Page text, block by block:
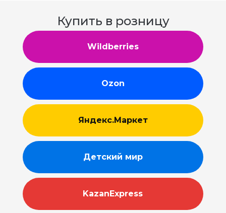
Купить в розницу
Wildberries
Ozon
Яндекс.Маркет
Детский мир
KazanExpress